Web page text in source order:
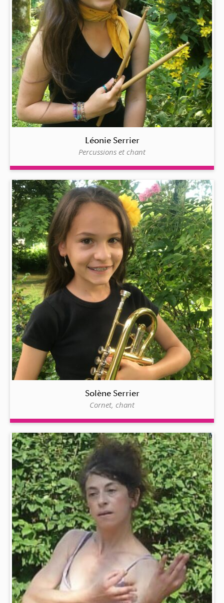
Léonie Serrier
Percussions et chant
Solène Serrier
Cornet, chant